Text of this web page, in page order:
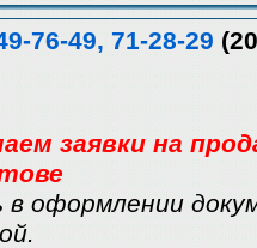
76-49, 71-28-29
заявки на
оформлении